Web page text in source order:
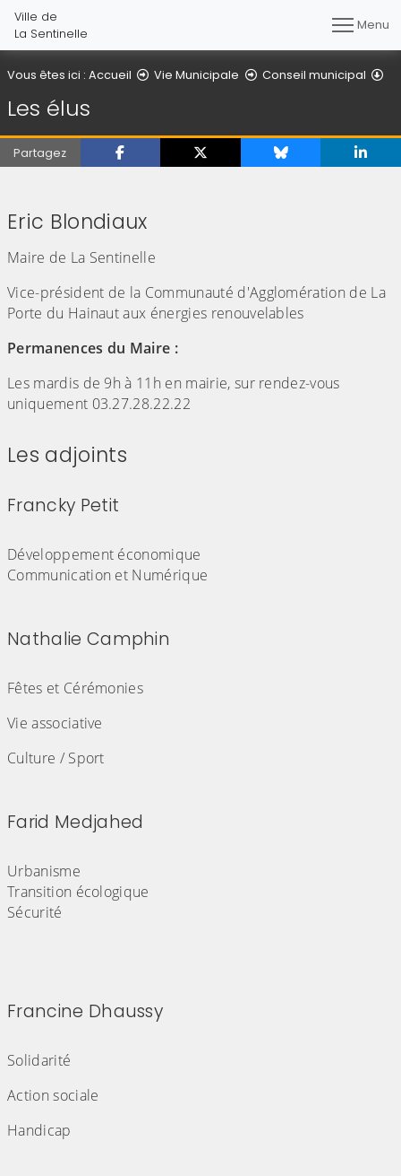
Ville de
La Sentinelle
Menu
Vous êtes ici : Accueil Vie Municipale Conseil municipal
Les élus
Partagez
Eric Blondiaux
Maire de La Sentinelle
Vice-président de la Communauté d'Agglomération de La
Porte du Hainaut aux énergies renouvelables
Permanences du Maire :
Les mardis de 9h à 11h en mairie, sur rendez-vous
uniquement 03.27.28.22.22
Les adjoints
Francky Petit
Développement économique
Communication et Numérique
Nathalie Camphin
Fêtes et Cérémonies
Vie associative
Culture / Sport
Farid Medjahed
Urbanisme
Transition écologique
Sécurité
Francine Dhaussy
Solidarité
Action sociale
Handicap